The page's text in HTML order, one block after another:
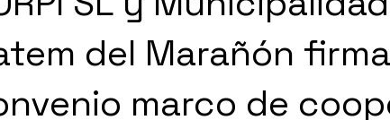
del Marañón
marco de